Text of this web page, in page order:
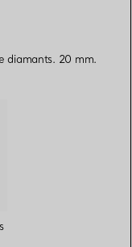
diamants. 20 mm.